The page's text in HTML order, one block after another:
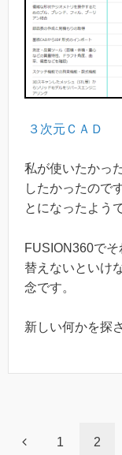
３次元ＣＡＤ
私が使いたかっ
したかったので
とになったよう
FUSION360で
替えないといけ
念です。
新しい何かを探
1 2